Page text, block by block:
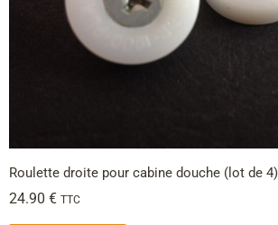
Roulette droite pour cabine douche (lot de
24.90 € TTC